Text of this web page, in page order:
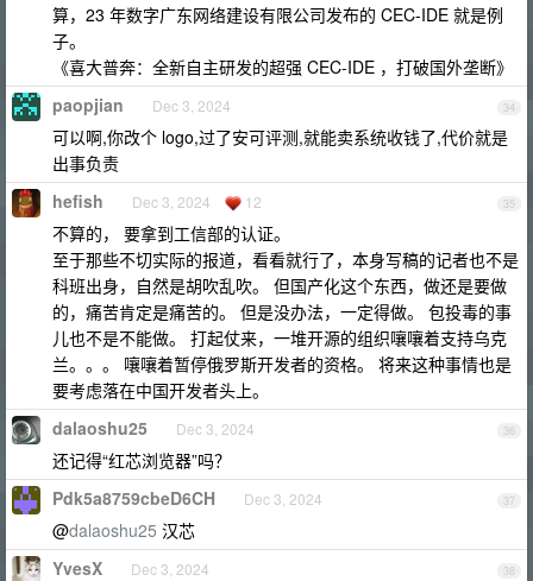
算，23 年数字广东网络建设有限公司发布的 CEC-IDE 就是例
子。
《喜大普奔：全新自主研发的超强 CEC-IDE ，打破国外垄断》
34
paopjian Dec 3, 2024
可以啊,你改个 logo,过了安可评测,就能卖系统收钱了,代价就是
出事负责
35
hefish Dec 3, 2024 12
不算的， 要拿到工信部的认证。
至于那些不切实际的报道，看看就行了，本身写稿的记者也不是
科班出身，自然是胡吹乱吹。 但国产化这个东西，做还是要做
的，痛苦肯定是痛苦的。 但是没办法，一定得做。 包投毒的事
儿也不是不能做。 打起仗来，一堆开源的组织嚷嚷着支持乌克
兰。。。 嚷嚷着暂停俄罗斯开发者的资格。 将来这种事情也是
要考虑落在中国开发者头上。
36
dalaoshu25 Dec 3, 2024
还记得“红芯浏览器”吗？
37
Pdk5a8759cbeD6CH Dec 3, 2024
@dalaoshu25 汉芯
38
YvesX Dec 3, 2024